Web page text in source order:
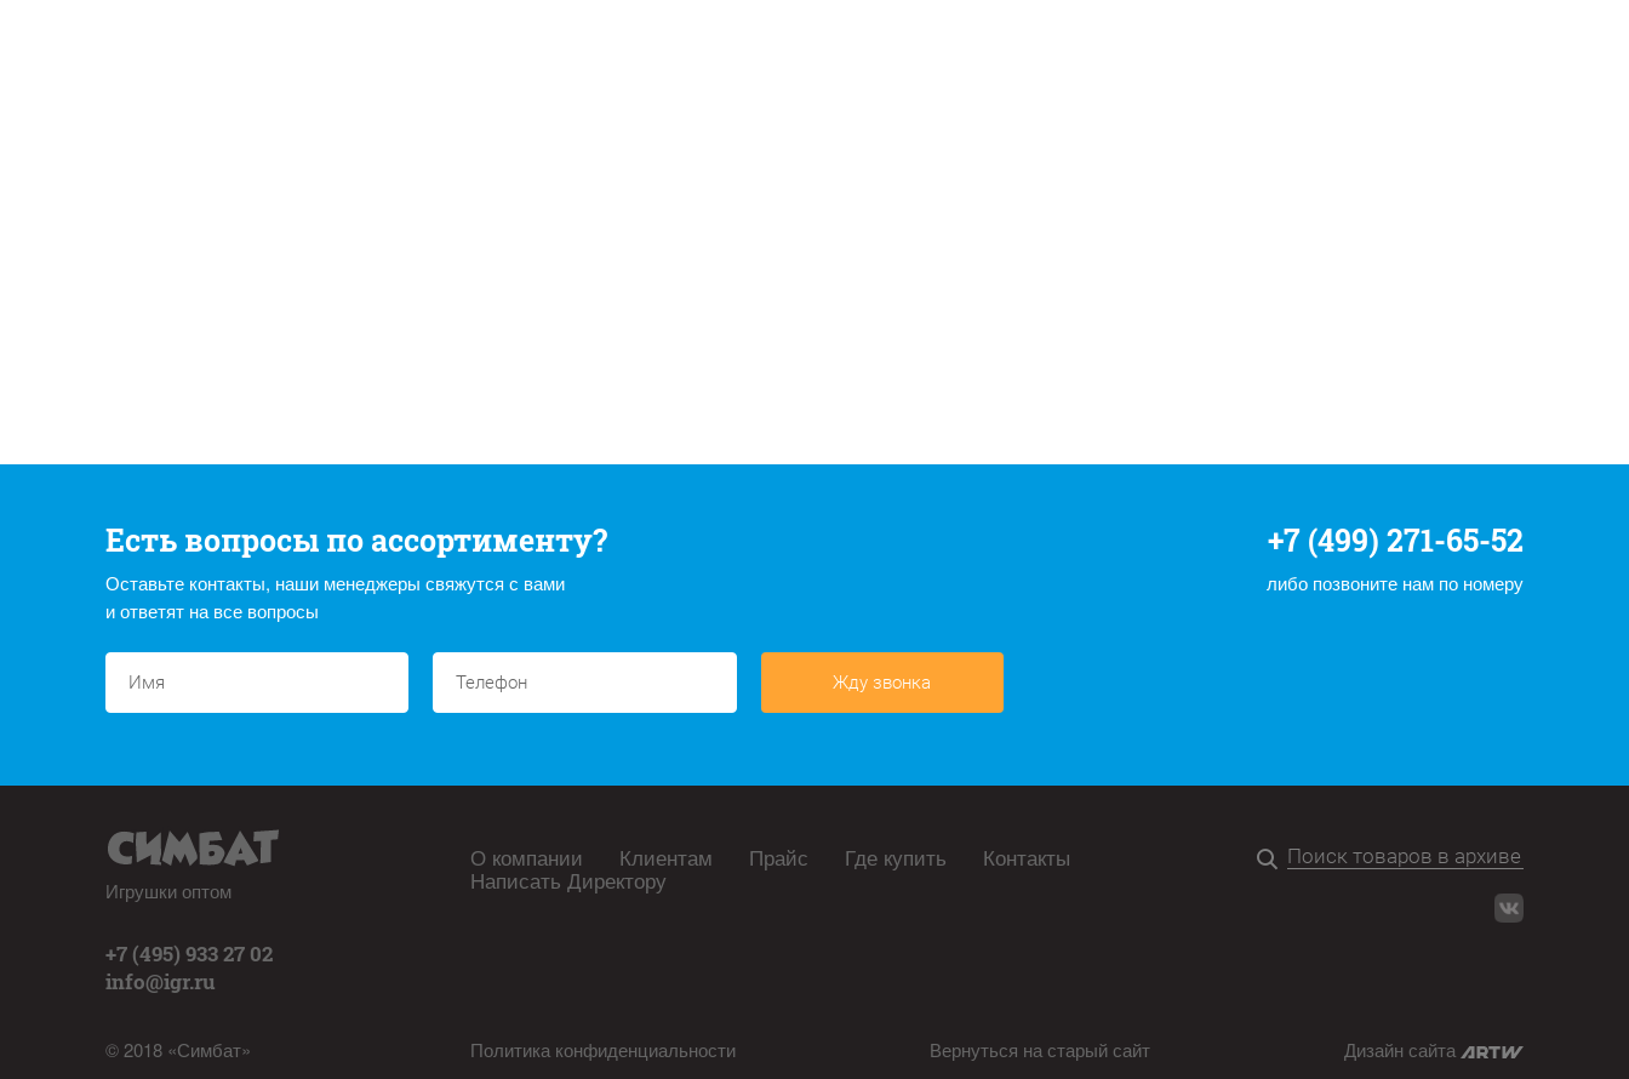
Есть вопросы по ассортименту?
Оставьте контакты, наши менеджеры свяжутся с вами
и ответят на все вопросы
+7 (499) 271-65-52
либо позвоните нам по номеру
Жду звонка
Игрушки оптом
+7 (495) 933 27 02
info@igr.ru
© 2018 «Симбат»
О компании Клиентам Прайс Где купить Контакты
Написать Директору
Политика конфиденциальности Вернуться на старый сайт Дизайн сайта